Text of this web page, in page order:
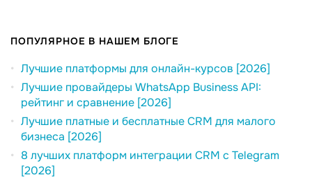
ПОПУЛЯРНОЕ В НАШЕМ БЛОГЕ
Лучшие платформы для онлайн-курсов [2026]
Лучшие провайдеры WhatsApp Business API:
рейтинг и сравнение [2026]
Лучшие платные и бесплатные CRM для малого
бизнеса [2026]
8 лучших платформ интеграции CRM с Telegram
[2026]